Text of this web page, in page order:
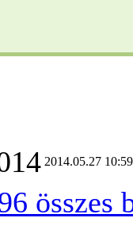
2014.05.27
összes